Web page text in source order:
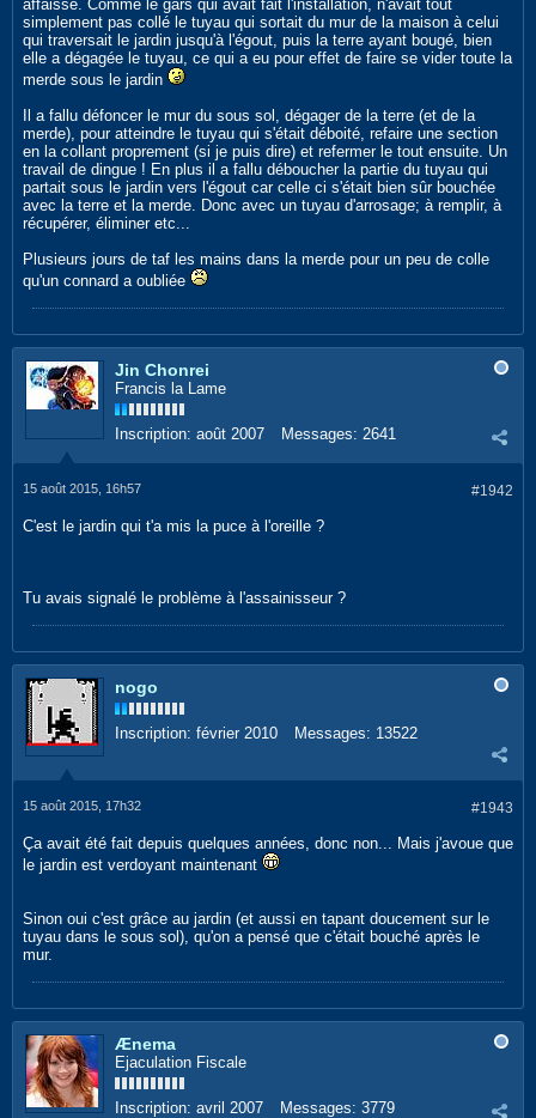
affaissé. Comme le gars qui avait fait l'installation, n'avait tout
simplement pas collé le tuyau qui sortait du mur de la maison à celui
qui traversait le jardin jusqu'à l'égout, puis la terre ayant bougé, bien
elle a dégagée le tuyau, ce qui a eu pour effet de faire se vider toute la
merde sous le jardin
Il a fallu défoncer le mur du sous sol, dégager de la terre (et de la
merde), pour atteindre le tuyau qui s'était déboité, refaire une section
en la collant proprement (si je puis dire) et refermer le tout ensuite. Un
travail de dingue ! En plus il a fallu déboucher la partie du tuyau qui
partait sous le jardin vers l'égout car celle ci s'était bien sûr bouchée
avec la terre et la merde. Donc avec un tuyau d'arrosage; à remplir, à
récupérer, éliminer etc...
Plusieurs jours de taf les mains dans la merde pour un peu de colle
qu'un connard a oubliée
Jin Chonrei
Francis la Lame
Inscription: août 2007 Messages: 2641
#1942
15 août 2015, 16h57
C'est le jardin qui t'a mis la puce à l'oreille ?
Tu avais signalé le problème à l'assainisseur ?
nogo
Inscription: février 2010 Messages: 13522
#1943
15 août 2015, 17h32
Ça avait été fait depuis quelques années, donc non... Mais j'avoue que
le jardin est verdoyant maintenant
Sinon oui c'est grâce au jardin (et aussi en tapant doucement sur le
tuyau dans le sous sol), qu'on a pensé que c'était bouché après le
mur.
Ænema
Ejaculation Fiscale
Inscription: avril 2007 Messages: 3779